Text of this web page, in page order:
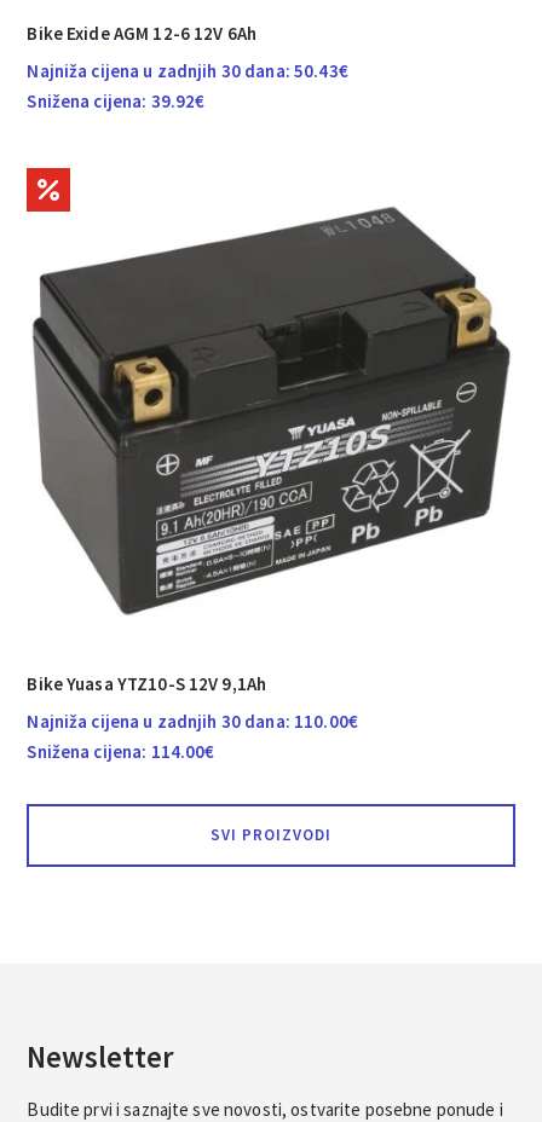
Bike Exide AGM 12-6 12V 6Ah
Najniža cijena u zadnjih 30 dana: 50.43€
Snižena cijena: 39.92€
Bike Yuasa YTZ10-S 12V 9,1Ah
Najniža cijena u zadnjih 30 dana: 110.00€
Snižena cijena: 114.00€
SVI PROIZVODI
Newsletter
Budite prvi i saznajte sve novosti, ostvarite posebne ponude i